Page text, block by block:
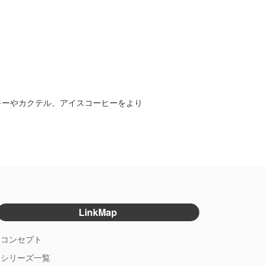
やカクテル、アイスコーヒーをより
LinkMap
コンセプト
シリーズ一覧